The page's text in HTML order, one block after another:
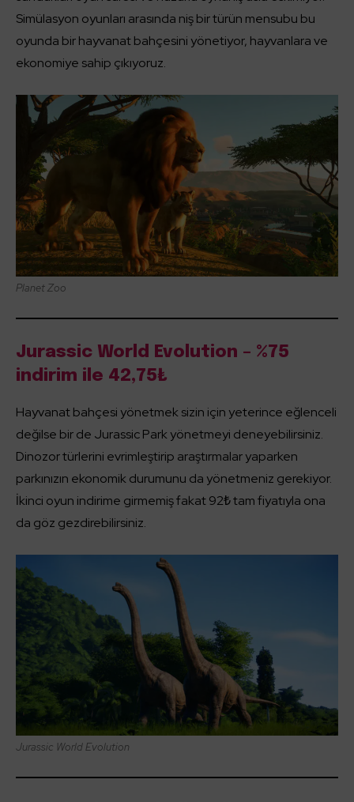
Simülasyon oyunları arasında niş bir türün mensubu bu
oyunda bir hayvanat bahçesini yönetiyor, hayvanlara ve
ekonomiye sahip çıkıyoruz.
Planet Zoo
Jurassic World Evolution – %75
indirim ile 42,75₺
Hayvanat bahçesi yönetmek sizin için yeterince eğlenceli
değilse bir de Jurassic Park yönetmeyi deneyebilirsiniz.
Dinozor türlerini evrimleştirip araştırmalar yaparken
parkınızın ekonomik durumunu da yönetmeniz gerekiyor.
İkinci oyun indirime girmemiş fakat 92₺ tam fiyatıyla ona
da göz gezdirebilirsiniz.
Jurassic World Evolution